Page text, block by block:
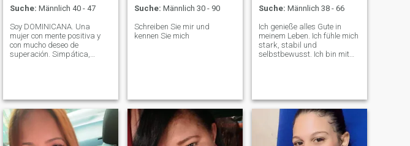
Suche: Männlich 40 - 47
Soy DOMINICANA. Una
mujer con mente positiva y
con mucho deseo de
superación. Simpática,
propios méritos. Me gusta la
tranquilidad, los ríos, las
playa
Suche: Männlich 30 - 90
Schreiben Sie mir und
kennen Sie mich
Suche: Männlich 38 - 66
Ich genieße alles Gute in
meinem Leben. Ich fühle mich
stark, stabil und
selbstbewusst. Ich bin mit
Leben.